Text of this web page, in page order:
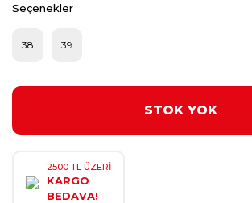
Seçenekler
38 39
STOK YOK
2500 TL ÜZERİ
KARGO
BEDAVA!